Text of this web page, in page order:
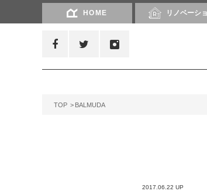
HOME リノベーシ
TOP BALMUDA
2017.06.22 UP